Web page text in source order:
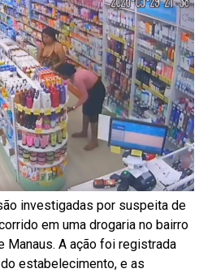
investigadas por suspeita de
em uma drogaria no bairro
Manaus. A ação foi registrada
estabelecimento, e as